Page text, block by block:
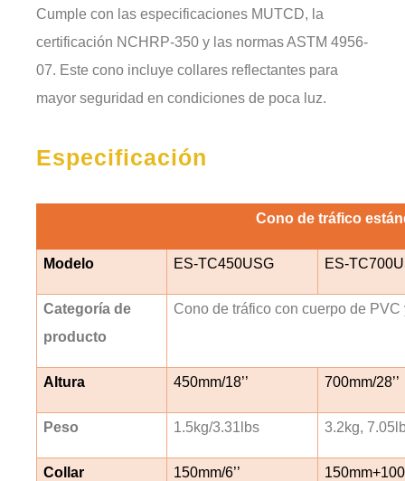
Cumple con las especificaciones MUTCD, la
certificación NCHRP-350 y las normas ASTM 4956-
07. Este cono incluye collares reflectantes para
mayor seguridad en condiciones de poca luz.
Especificación
Cono de tráfico
Modelo ES-TC450USG ES-
Categoría de
producto
Cono de tráfico con cuerpo de PVC
Altura 450mm/18’’ 700mm/28’’
Peso 1.5kg/3.31lbs 3.2kg,
Collar
150mm/6’’